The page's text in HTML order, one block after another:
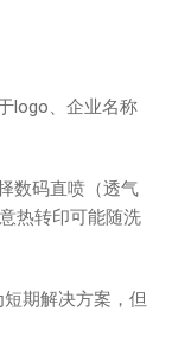
logo、企业名称
数码直喷（透气
热转印可能随洗
期解决方案，但